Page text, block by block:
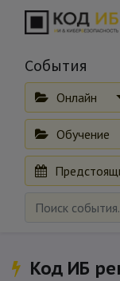
События
Онлайн
Обучение
Код ИБ